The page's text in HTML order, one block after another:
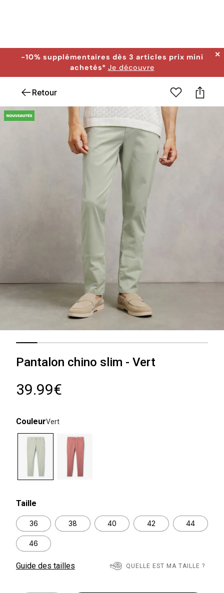
-10% supplémentaires dès 3 articles prix mini
achetés* Je découvre
✕
Retour
Pantalon chino slim - Vert
39.99€
CouleurVert
Taille
36 38 40 42 44
46
Guide des tailles QUELLE EST MA TAILLE ?